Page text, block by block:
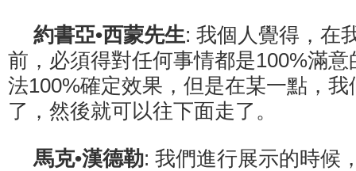
約書亞•西蒙先生: 我個人覺得，在
前，必須得對任何事情都是100%滿
法100%確定效果，但是在某一點，
了，然後就可以往下面走了。
馬克•漢德勒: 我們進行展示的時候